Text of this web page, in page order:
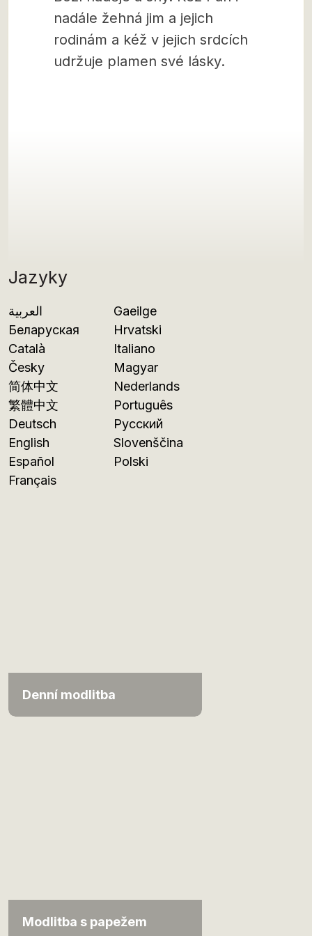
Jazyky
العربية
Беларуская
Català
Česky
简体中文
繁體中文
Deutsch
English
Español
Français
Gaeilge
Hrvatski
Italiano
Magyar
Nederlands
Português
Русский
Slovenščina
Polski
Denní modlitba
Modlitba s papežem
nadále žehná jim a jejich
rodinám a kéž v jejich srdcích
udržuje plamen své lásky.